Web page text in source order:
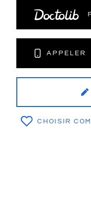
APPELER
CHOISIR